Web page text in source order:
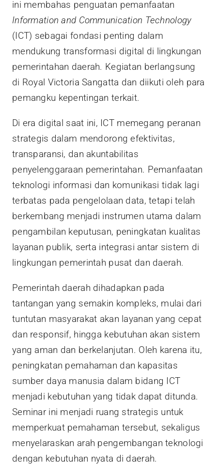
ini membahas penguatan pemanfaatan
Information and Communication Technology
(ICT) sebagai fondasi penting dalam
mendukung transformasi digital di lingkungan
pemerintahan daerah. Kegiatan berlangsung
di Royal Victoria Sangatta dan diikuti oleh para
pemangku kepentingan terkait.
Di era digital saat ini, ICT memegang peranan
strategis dalam mendorong efektivitas,
transparansi, dan akuntabilitas
penyelenggaraan pemerintahan. Pemanfaatan
teknologi informasi dan komunikasi tidak lagi
terbatas pada pengelolaan data, tetapi telah
berkembang menjadi instrumen utama dalam
pengambilan keputusan, peningkatan kualitas
layanan publik, serta integrasi antar sistem di
lingkungan pemerintah pusat dan daerah.
Pemerintah daerah dihadapkan pada
tantangan yang semakin kompleks, mulai dari
tuntutan masyarakat akan layanan yang cepat
dan responsif, hingga kebutuhan akan sistem
yang aman dan berkelanjutan. Oleh karena itu,
peningkatan pemahaman dan kapasitas
sumber daya manusia dalam bidang ICT
menjadi kebutuhan yang tidak dapat ditunda.
Seminar ini menjadi ruang strategis untuk
memperkuat pemahaman tersebut, sekaligus
menyelaraskan arah pengembangan teknologi
dengan kebutuhan nyata di daerah.